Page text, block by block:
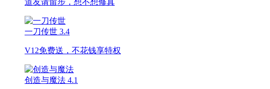
一刀传世 3.4
V12免费送，不花钱享特权
创造与魔法 4.1